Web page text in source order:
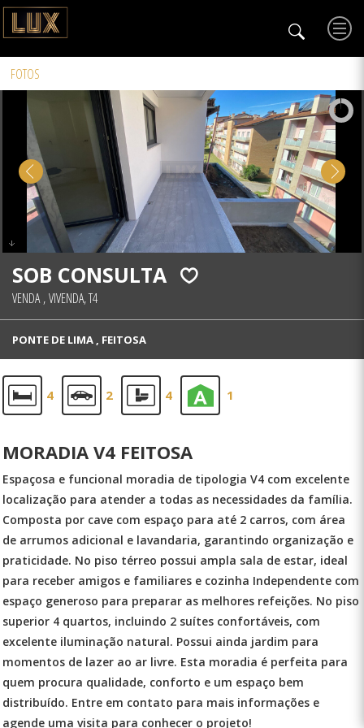
FOTOS
SOB CONSULTA
VENDA ,VIVENDA, T4
PONTE DE LIMA , FEITOSA
4 2 4 1
MORADIA V4 FEITOSA
Espaçosa e funcional moradia de tipologia V4 com excelente
localização para atender a todas as necessidades da família.
Composta por cave com espaço para até 2 carros, com área
de arrumos adicional e lavandaria, garantindo organização e
praticidade. No piso térreo possui ampla sala de estar, ideal
para receber amigos e familiares e cozinha Independente com
espaço generoso para preparar as melhores refeições. No piso
superior 4 quartos, incluindo 2 suítes confortáveis, com
excelente iluminação natural. Possui ainda jardim para
momentos de lazer ao ar livre. Esta moradia é perfeita para
quem procura qualidade, conforto e um espaço bem
distribuído. Entre em contato para mais informações e
agende uma visita para conhecer o projeto!